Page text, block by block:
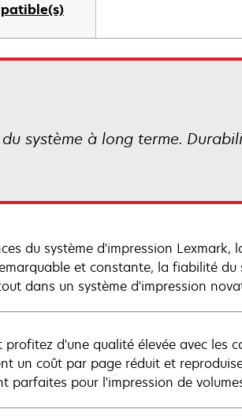
système à long terme.
du système d'impression
et constante, la fiabilité du
dans un système d'impression
d'une qualité élevée avec les
un coût par page réduit et
parfaites pour l'impression de